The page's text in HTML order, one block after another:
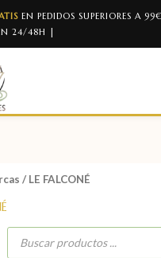
EN PEDIDOS SUPERIORES A
24/48H |
/ LE FALCONÉ